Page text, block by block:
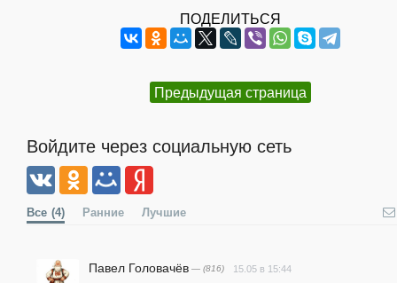
ПОДЕЛИТЬСЯ
Предыдущая страница
Войдите через социальную сеть
Все (4) Ранние Лучшие
Павел Головачёв — (816) 15.05 в 15:44